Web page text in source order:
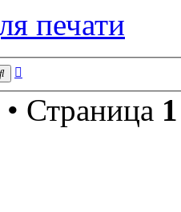
печати
Поиск
Страница 1